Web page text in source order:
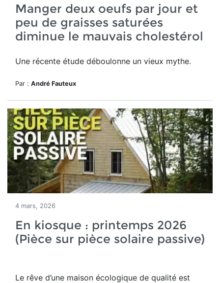
Manger deux oeufs par jour et
peu de graisses saturées
diminue le mauvais cholestérol
Une récente étude déboulonne un vieux mythe.
Par : André Fauteux
4 mars, 2026
En kiosque : printemps 2026
(Pièce sur pièce solaire passive)
Le rêve d’une maison écologique de qualité est